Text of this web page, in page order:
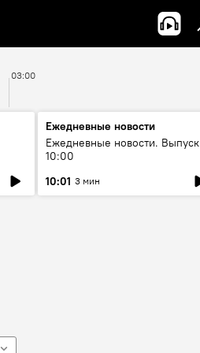
03:00
Ежедневные новости
Ежедневные новости. Выпуск
10:00
10:01 3 мин